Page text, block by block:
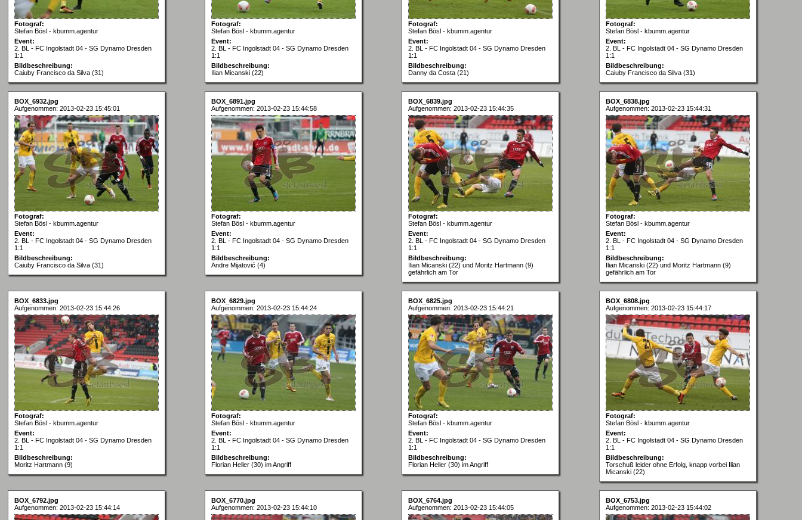
Fotograf:
Stefan Bösl - kbumm.agentur
Event:
2. BL - FC Ingolstadt 04 - SG Dynamo Dresden
1:1
Bildbeschreibung:
Caiuby Francisco da Silva (31)
Fotograf:
Stefan Bösl - kbumm.agentur
Event:
2. BL - FC Ingolstadt 04 - SG Dynamo Dresden
1:1
Bildbeschreibung:
Ilian Micanski (22)
Fotograf:
Stefan Bösl - kbumm.agentur
Event:
2. BL - FC Ingolstadt 04 - SG Dynamo Dresden
1:1
Bildbeschreibung:
Danny da Costa (21)
Fotograf:
Stefan Bösl - kbumm.agentur
Event:
2. BL - FC Ingolstadt 04 - SG Dynamo Dresden
1:1
Bildbeschreibung:
Caiuby Francisco da Silva (31)
BOX_6932.jpg
Aufgenommen: 2013-02-23 15:45:01
Fotograf:
Stefan Bösl - kbumm.agentur
Event:
2. BL - FC Ingolstadt 04 - SG Dynamo Dresden
1:1
Bildbeschreibung:
Caiuby Francisco da Silva (31)
BOX_6891.jpg
Aufgenommen: 2013-02-23 15:44:58
Fotograf:
Stefan Bösl - kbumm.agentur
Event:
2. BL - FC Ingolstadt 04 - SG Dynamo Dresden
1:1
Bildbeschreibung:
Andre Mijatović (4)
BOX_6839.jpg
Aufgenommen: 2013-02-23 15:44:35
Fotograf:
Stefan Bösl - kbumm.agentur
Event:
2. BL - FC Ingolstadt 04 - SG Dynamo Dresden
1:1
Bildbeschreibung:
Ilian Micanski (22) und Moritz Hartmann (9)
gefährlich am Tor
BOX_6838.jpg
Aufgenommen: 2013-02-23 15:44:31
Fotograf:
Stefan Bösl - kbumm.agentur
Event:
2. BL - FC Ingolstadt 04 - SG Dynamo Dresden
1:1
Bildbeschreibung:
Ilian Micanski (22) und Moritz Hartmann (9)
gefährlich am Tor
BOX_6833.jpg
Aufgenommen: 2013-02-23 15:44:26
Fotograf:
Stefan Bösl - kbumm.agentur
Event:
2. BL - FC Ingolstadt 04 - SG Dynamo Dresden
1:1
Bildbeschreibung:
Moritz Hartmann (9)
BOX_6829.jpg
Aufgenommen: 2013-02-23 15:44:24
Fotograf:
Stefan Bösl - kbumm.agentur
Event:
2. BL - FC Ingolstadt 04 - SG Dynamo Dresden
1:1
Bildbeschreibung:
Florian Heller (30) im Angriff
BOX_6825.jpg
Aufgenommen: 2013-02-23 15:44:21
Fotograf:
Stefan Bösl - kbumm.agentur
Event:
2. BL - FC Ingolstadt 04 - SG Dynamo Dresden
1:1
Bildbeschreibung:
Florian Heller (30) im Angriff
BOX_6808.jpg
Aufgenommen: 2013-02-23 15:44:17
Fotograf:
Stefan Bösl - kbumm.agentur
Event:
2. BL - FC Ingolstadt 04 - SG Dynamo Dresden
1:1
Bildbeschreibung:
Torschuß leider ohne Erfolg, knapp vorbei Ilian
Micanski (22)
BOX_6792.jpg
Aufgenommen: 2013-02-23 15:44:14
BOX_6770.jpg
Aufgenommen: 2013-02-23 15:44:10
BOX_6764.jpg
Aufgenommen: 2013-02-23 15:44:05
BOX_6753.jpg
Aufgenommen: 2013-02-23 15:44:02